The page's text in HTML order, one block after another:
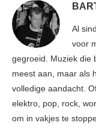
Al
voor
gegroeid. Muziek die
meest aan, maar als
volledige aandacht.
elektro, pop, rock,
om in vakjes te